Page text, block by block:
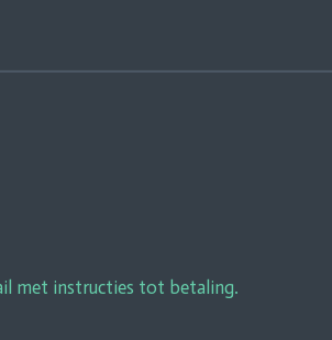
met instructies tot betaling.